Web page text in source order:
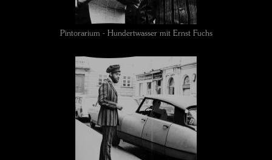
Pintorarium - Hundertwasser mit Ernst Fuchs